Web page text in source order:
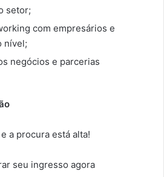
setor;
com empresários e
nível;
negócios e parcerias
a procura está alta!
seu ingresso agora